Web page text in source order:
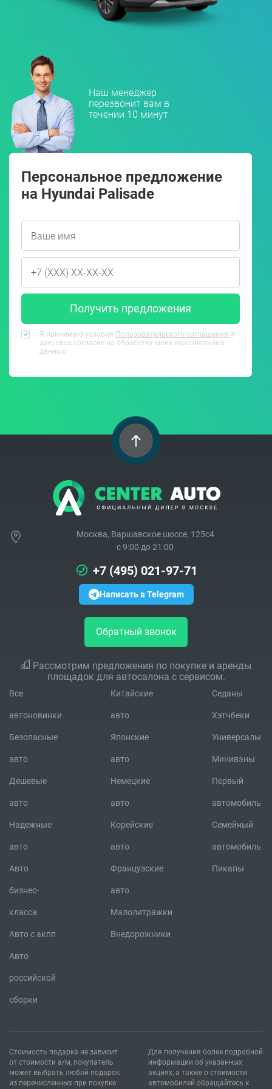
Наш менеджер
перезвонит вам в
течении 10 минут
Персональное предложение
на Hyundai Palisade
Получить предложения
Я принимаю условия Пользовательского соглашения и
даю свое согласие на обработку моих персональных
данных
Москва, Варшавское шоссе, 125с4
c 9:00 до 21:00
+7 (495) 021-97-71
Написать в Telegram
Обратный звонок
Рассмотрим предложения по покупке и аренды
площадок для автосалона с сервисом.
Все
автоновинки
Безопасные
авто
Дешевые
авто
Надежные
авто
Авто
бизнес-
класса
Авто с акпп
Авто
российской
сборки
Китайские
авто
Японские
авто
Немецкие
авто
Корейские
авто
Французские
авто
Малолитражки
Внедорожники
Седаны
Хэтчбеки
Универсалы
Минивэны
Первый
автомобиль
Семейный
автомобиль
Пикапы
Стоимость подарка не зависит
от стоимости а/м, покупатель
может выбрать любой подарок
из перечисленных при покупке
Для получения более подробной
информации об указанных
акциях, а также о стоимости
автомобилей обращайтесь к